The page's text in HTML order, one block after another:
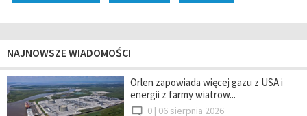
NAJNOWSZE WIADOMOŚCI
Orlen zapowiada więcej gazu z USA i
energii z farmy wiatrow...
0 | 06 sierpnia 2026